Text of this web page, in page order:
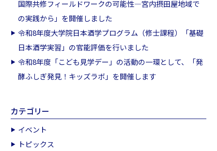
国際共修フィールドワークの可能性―宮内摂田屋地域で
の実践から」を開催しました
令和8年度大学院日本酒学プログラム（修士課程）「基礎
日本酒学実習」の官能評価を行いました
令和8年度「こども見学デー」の活動の一環として、「発
酵ふしぎ発見！キッズラボ」を開催します
カテゴリー
イベント
トピックス